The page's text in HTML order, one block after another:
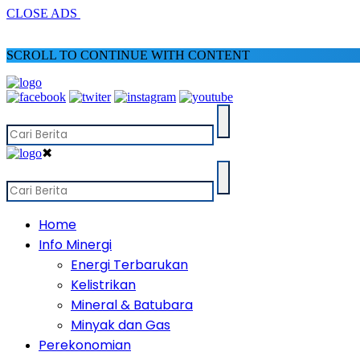
CLOSE ADS
SCROLL TO CONTINUE WITH CONTENT
✖
Home
Info Minergi
Energi Terbarukan
Kelistrikan
Mineral & Batubara
Minyak dan Gas
Perekonomian